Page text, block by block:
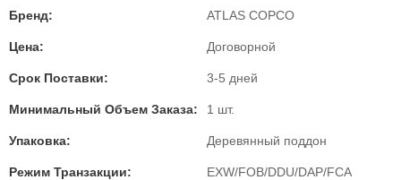
Бренд: ATLAS COPCO
Цена: Договорной
Срок Поставки: 3-5 дней
Минимальный Объем Заказа: 1 шт.
Упаковка: Деревянный поддон
Режим Транзакции: EXW/FOB/DDU/DAP/FCA